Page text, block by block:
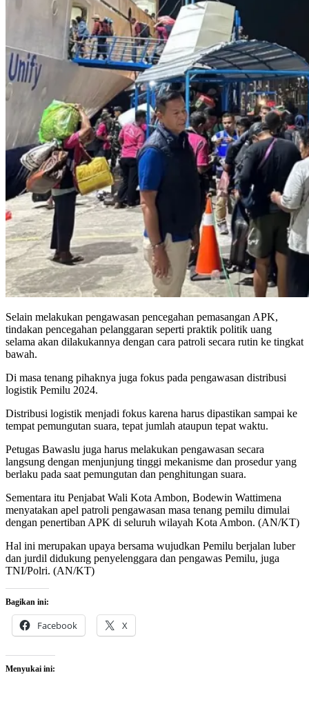
Selain melakukan pengawasan pencegahan pemasangan APK,
tindakan pencegahan pelanggaran seperti praktik politik uang
selama akan dilakukannya dengan cara patroli secara rutin ke tingkat
bawah.
Di masa tenang pihaknya juga fokus pada pengawasan distribusi
logistik Pemilu 2024.
Distribusi logistik menjadi fokus karena harus dipastikan sampai ke
tempat pemungutan suara, tepat jumlah ataupun tepat waktu.
Petugas Bawaslu juga harus melakukan pengawasan secara
langsung dengan menjunjung tinggi mekanisme dan prosedur yang
berlaku pada saat pemungutan dan penghitungan suara.
Sementara itu Penjabat Wali Kota Ambon, Bodewin Wattimena
menyatakan apel patroli pengawasan masa tenang pemilu dimulai
dengan penertiban APK di seluruh wilayah Kota Ambon. (AN/KT)
Hal ini merupakan upaya bersama wujudkan Pemilu berjalan luber
dan jurdil didukung penyelenggara dan pengawas Pemilu, juga
TNI/Polri. (AN/KT)
Bagikan ini:
Facebook X
Menyukai ini: